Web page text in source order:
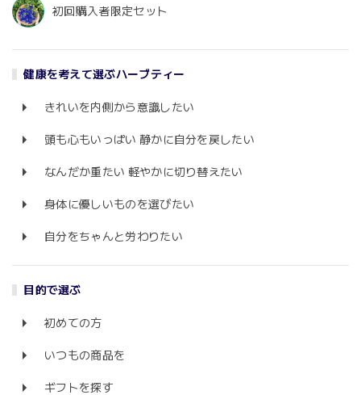
初回購入者限定セット
健康を考えて選ぶハーブティー
きれいを内側から意識したい
頭も心もいっぱい 静かに自分を戻したい
なんだか重たい 軽やかに切り替えたい
身体に優しいものを選びたい
自分をちゃんと労わりたい
目的で選ぶ
初めての方
いつもの商品を
ギフトを探す